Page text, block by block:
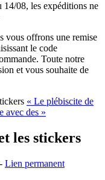
14/08, les expéditions ne
vous offrons une remise
le code
Toute notre
et vous souhaite de
« Le plébiscite de
avec des »
les stickers
Lien permanent